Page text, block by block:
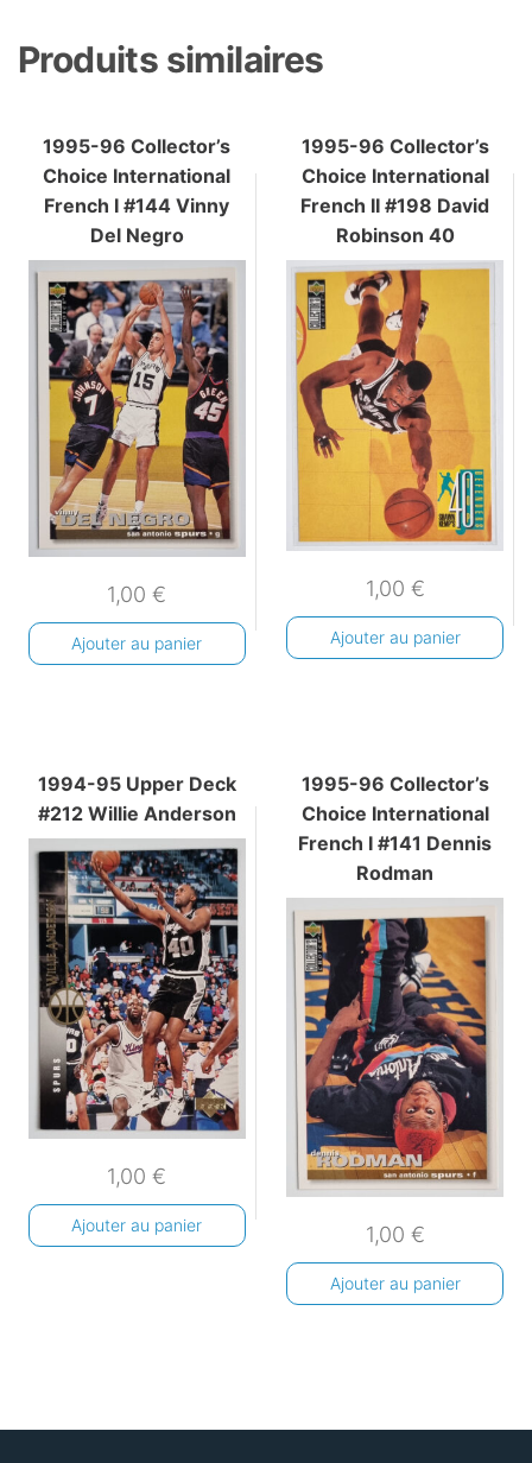
Produits similaires
1995-96 Collector’s
Choice International
French I #144 Vinny
Del Negro
1,00€
Ajouter au panier
1995-96 Collector’s
Choice International
French II #198 David
Robinson 40
1,00 €
Ajouter au panier
1994-95 Upper Deck
#212 Willie Anderson
1,00€
Ajouter au panier
1995-96 Collector’s
Choice International
French I #141 Dennis
Rodman
1,00 €
Ajouter au panier